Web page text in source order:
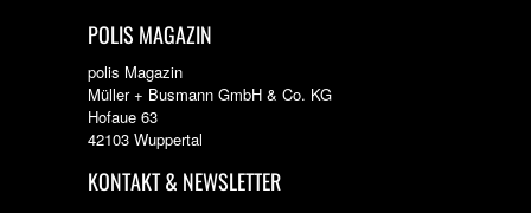
POLIS MAGAZIN
polis Magazin
Müller + Busmann GmbH & Co. KG
Hofaue 63
42103 Wuppertal
KONTAKT & NEWSLETTER